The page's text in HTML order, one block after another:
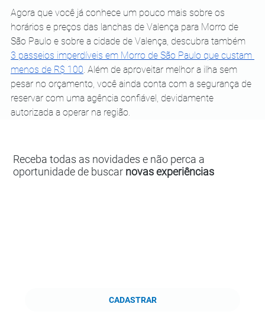
Agora que você já conhece um pouco mais sobre os
horários e preços das lanchas de Valença para Morro de
São Paulo e sobre a cidade de Valença, descubra também
3 passeios imperdíveis em Morro de São Paulo que custam
menos de R$ 100. Além de aproveitar melhor a ilha sem
pesar no orçamento, você ainda conta com a segurança de
reservar com uma agência confiável, devidamente
autorizada a operar na região.
Receba todas as novidades e não perca a
oportunidade de buscar novas experiências
CADASTRAR